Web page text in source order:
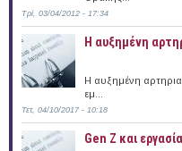
Τρί, 03/04/2012 - 17:34
Η αυξημένη
Η αυξημένη
εμ...
Τετ, 04/10/2017 - 10:18
Gen Z και